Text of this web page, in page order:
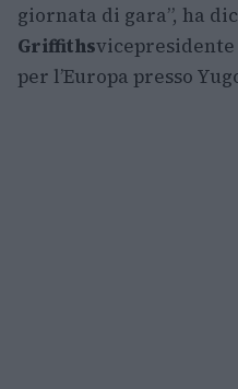
giornata di gara”, ha
Griffiths
per l’Europa presso